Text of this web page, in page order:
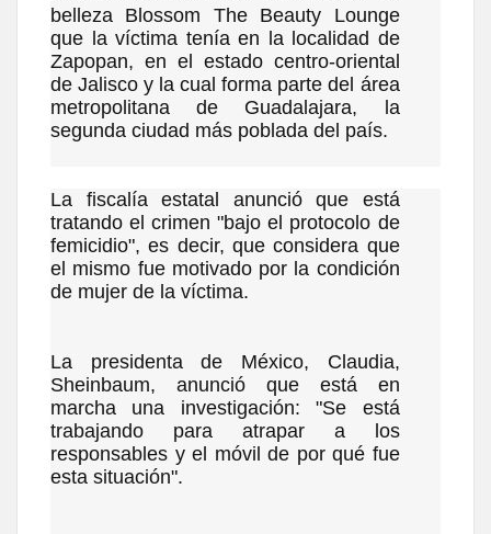
belleza Blossom The Beauty Lounge
que la víctima tenía en la localidad de
Zapopan, en el estado centro-oriental
de Jalisco y la cual forma parte del área
metropolitana de Guadalajara, la
segunda ciudad más poblada del país.
La fiscalía estatal anunció que está
tratando el crimen "bajo el protocolo de
femicidio", es decir, que considera que
el mismo fue motivado por la condición
de mujer de la víctima.
La presidenta de México, Claudia,
Sheinbaum, anunció que está en
marcha una investigación: "Se está
trabajando para atrapar a los
responsables y el móvil de por qué fue
esta situación".